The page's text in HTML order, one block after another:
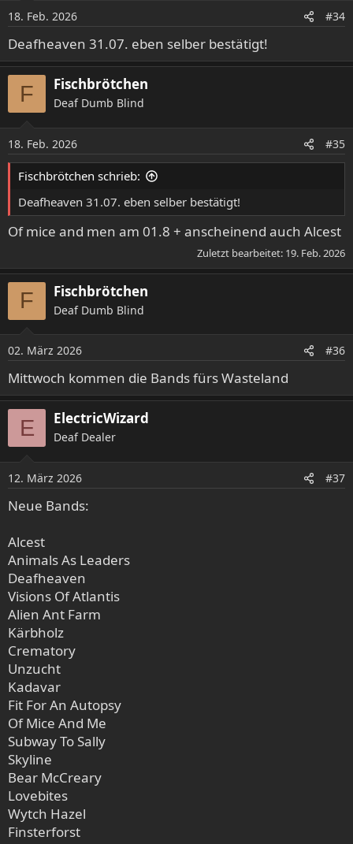
o
n
e
n
:
18. Feb. 2026 #34
Deafheaven 31.07. eben selber bestätigt!
F Fischbrötchen
Deaf Dumb Blind
18. Feb. 2026 #35
Fischbrötchen schrieb:
Deafheaven 31.07. eben selber bestätigt!
Of mice and men am 01.8 + anscheinend auch Alcest
Zuletzt bearbeitet: 19. Feb. 2026
F Fischbrötchen
Deaf Dumb Blind
02. März 2026 #36
Mittwoch kommen die Bands fürs Wasteland
E ElectricWizard
Deaf Dealer
12. März 2026 #37
Neue Bands:
Alcest
Animals As Leaders
Deafheaven
Visions Of Atlantis
Alien Ant Farm
Kärbholz
Crematory
Unzucht
Kadavar
Fit For An Autopsy
Of Mice And Me
Subway To Sally
Skyline
Bear McCreary
Lovebites
Wytch Hazel
Finsterforst